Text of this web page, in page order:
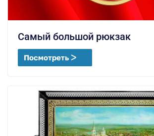
Самый большой рюкзак
Посмотреть ᐳ